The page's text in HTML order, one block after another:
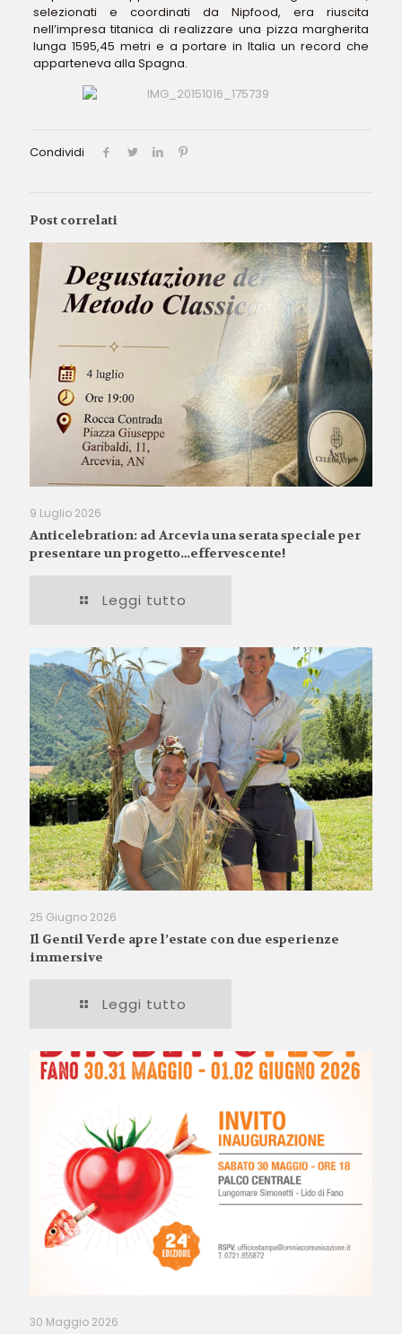
selezionati e coordinati da Nipfood, era riuscita
nell’impresa titanica di realizzare una pizza margherita
lunga 1595,45 metri e a portare in Italia un record che
apparteneva alla Spagna.
Condividi
Post correlati
9 Luglio 2026
Anticelebration: ad Arcevia una serata speciale per
presentare un progetto…effervescente!
Leggi tutto
25 Giugno 2026
Il Gentil Verde apre l’estate con due esperienze
immersive
Leggi tutto
30 Maggio 2026